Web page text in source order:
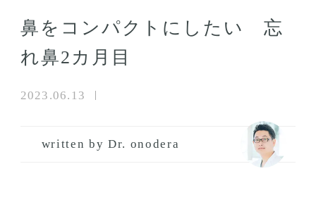
鼻をコンパクトにしたい 忘
れ鼻2カ月目
2023.06.13
written by Dr. onodera